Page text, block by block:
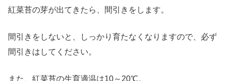
紅菜苔の芽が出てきたら、間引きをします。
間引きをしないと、しっかり育たなくなりますので、必ず
間引きはしてください。
また、紅菜苔の生育適温は10～20℃。